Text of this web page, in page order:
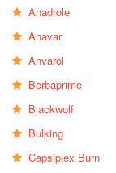
Anadrole
Anavar
Anvarol
Berbaprime
Blackwolf
Bulking
Capsiplex Burn